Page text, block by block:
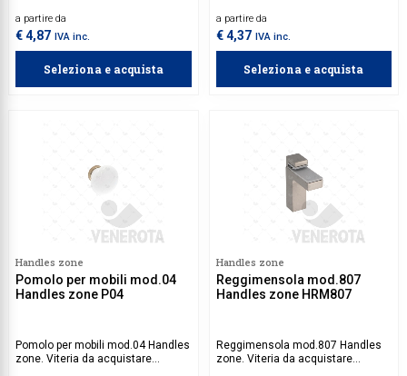
a partire da
€ 4,87 IVA inc.
Seleziona e acquista
a partire da
€ 4,37 IVA inc.
Seleziona e acquista
Handles zone
Pomolo per mobili mod.04
Handles zone P04
Pomolo per mobili mod.04 Handles
zone. Viteria da acquistare
Handles zone
Reggimensola mod.807
Handles zone HRM807
Reggimensola mod.807 Handles
zone. Viteria da acquistare